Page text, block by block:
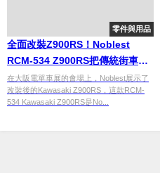
零件與用品
全面改裝Z900RS！Noblest
RCM-534 Z900RS把傳統街車和
再進化
在大阪電單車展的會場上，Noblest展示了
改裝後的Kawasaki Z900RS，這款RCM-
534 Kawasaki Z900RS是No...